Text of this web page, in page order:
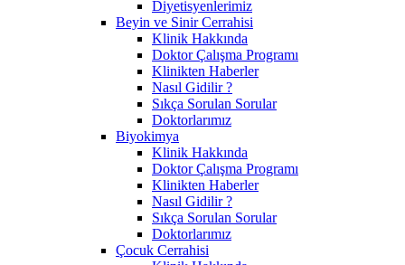
Diyetisyenlerimiz
Beyin ve Sinir Cerrahisi
Klinik Hakkında
Doktor Çalışma Programı
Klinikten Haberler
Nasıl Gidilir ?
Sıkça Sorulan Sorular
Doktorlarımız
Biyokimya
Klinik Hakkında
Doktor Çalışma Programı
Klinikten Haberler
Nasıl Gidilir ?
Sıkça Sorulan Sorular
Doktorlarımız
Çocuk Cerrahisi